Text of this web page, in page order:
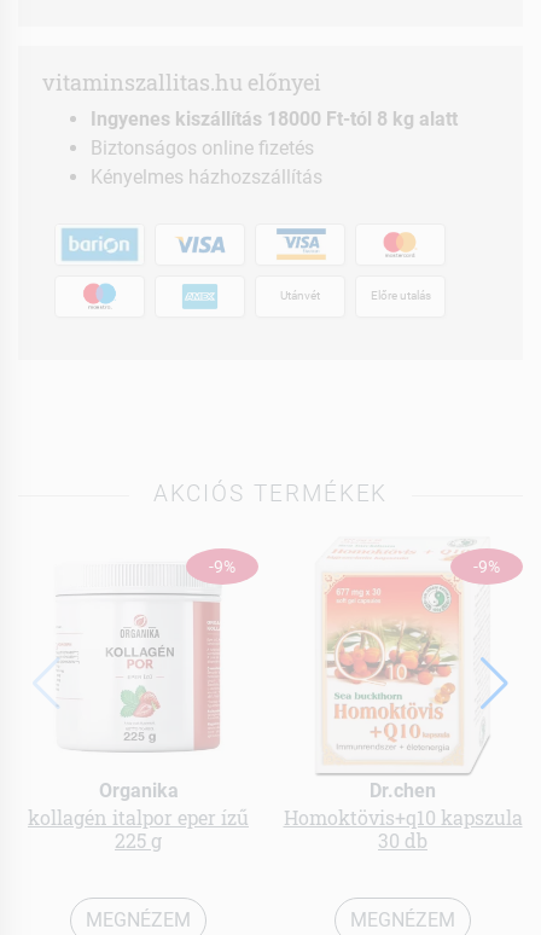
vitaminszallitas.hu előnyei
Ingyenes kiszállítás 18000 Ft-tól 8 kg alatt
Biztonságos online fizetés
Kényelmes házhozszállítás
Utánvét Előre utalás
AKCIÓS TERMÉKEK
-9%
Organika
kollagén italpor eper ízű
225 g
MEGNÉZEM
-9%
Dr.chen
Homoktövis+q10 kapszula
30 db
MEGNÉZEM